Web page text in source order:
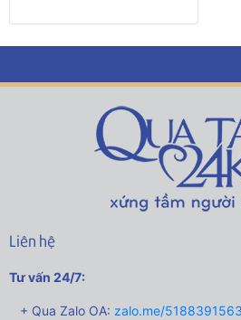
Liên hệ
Tư vấn 24/7:
+ Qua Zalo OA: zalo.me/